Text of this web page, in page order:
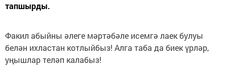
тапшырды.
Факил абыйны әлеге мәртәбәле исемгә лаек булуы
белән ихластан котлыйбыз! Алга таба да биек үрләр,
уңышлар теләп калабыз!